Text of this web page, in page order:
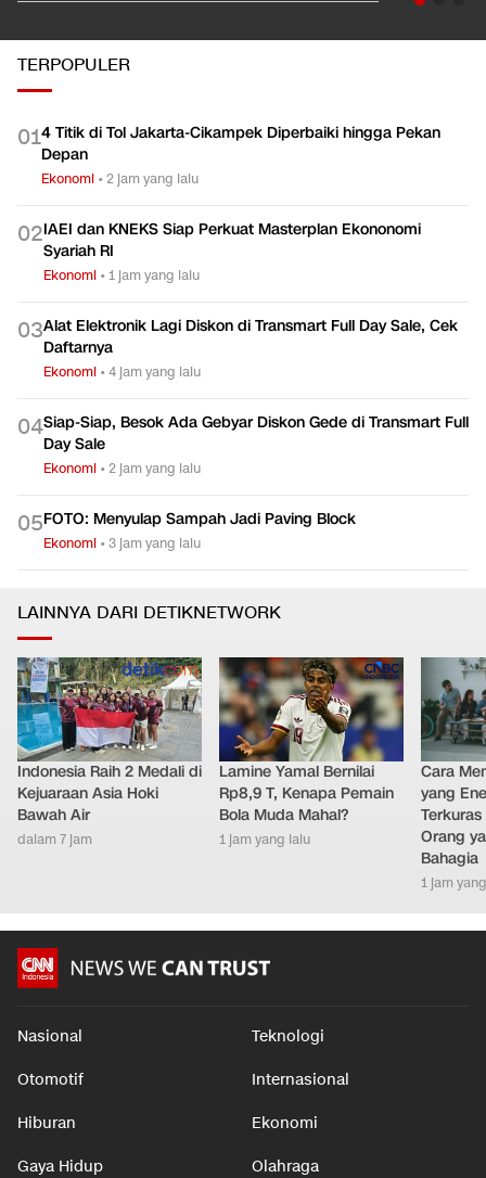
Ekonomi
TERPOPULER
0 1
Depan
Ekonomi•2 jam yang lalu
0 2
Syariah RI
Ekonomi•1 jam yang lalu
0 3
Daftarnya
Ekonomi•
04
Day Sale
Ekonomi •2 jam yang lalu
05
Ekonomi •3 jam yang lalu
LAINNYA DARI DETIKNETWORK
Indonesia Raih 2 Medali di
Lamine Yamal Bernilai
Cara
yang
Nasional Teknologi
Otomotif Internasional